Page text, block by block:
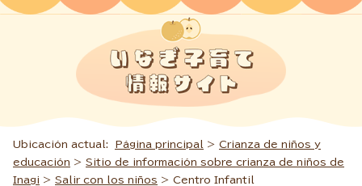
Ubicación actual: Página principal > Crianza de niños y
educación > Sitio de información sobre crianza de niños de
Inagi > Salir con los niños > Centro Infantil